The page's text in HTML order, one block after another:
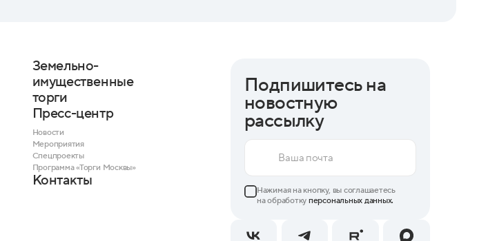
Земельно-
имущественные
торги
Пресс-центр
Новости
Мероприятия
Спецпроекты
Программа «Торги Москвы»
Контакты
Подпишитесь на
новостную
рассылку
Нажимая на кнопку, вы соглашаетесь
на обработку персональных данных.